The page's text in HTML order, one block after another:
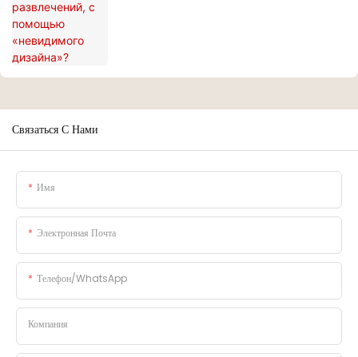
Связаться С Нами
Имя
Электронная Почта
Телефон/WhatsApp
Компания